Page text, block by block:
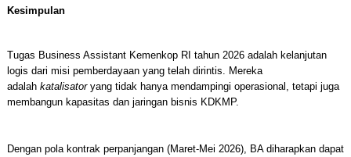
Kesimpulan
Tugas Business Assistant Kemenkop RI tahun 2026 adalah kelanjutan
logis dari misi pemberdayaan yang telah dirintis. Mereka
adalah katalisatoryang tidak hanya mendampingi operasional, tetapi juga
membangun kapasitas dan jaringan bisnis KDKMP.
Dengan pola kontrak perpanjangan (Maret-Mei 2026), BA diharapkan dapat